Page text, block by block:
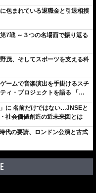
包まれている退職金と引退相撲
7戦 ～３つの名場面で振り返る
茂、そしてスポーツを支える科
ームで音楽演出を手掛けるスチ
ィ・プロジェクトを語る 「楽
っと成長曲線だから」
に 名前だけではない…JNSEと
社会価値創造の近未来図とは
代の要請、ロンドン公演と古式